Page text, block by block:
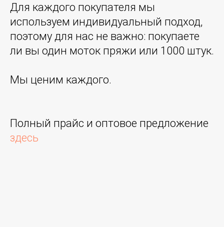
Для каждого покупателя мы
используем индивидуальный подход,
поэтому для нас не важно: покупаете
ли вы один моток пряжи или 1000 штук.
Мы ценим каждого.
Полный прайс и оптовое предложение
здесь